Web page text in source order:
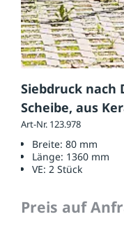
Siebdruck nach
Scheibe, aus
Art-Nr. 123.978
Breite: 80 mm
Länge: 1360 mm
VE: 2 Stück
Preis auf